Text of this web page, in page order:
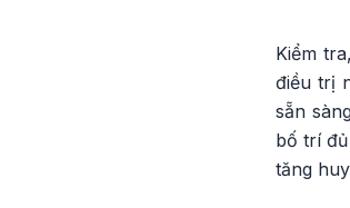
Kiểm
điều trị
sẵn
bố trí
tăng